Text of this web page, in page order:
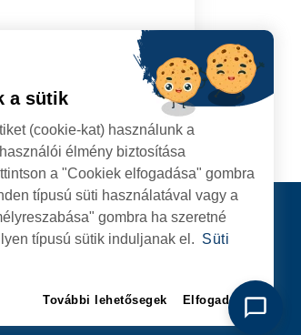
Kapcsolat
KÖVESSENEK
a sütik
(cookie-kat) használunk a
élmény biztosítása
a "Cookiek elfogadása" gombra
típusú süti használatával vagy a
gombra ha szeretné
típusú sütik induljanak el. Süti
További lehetősegek Elfogadom